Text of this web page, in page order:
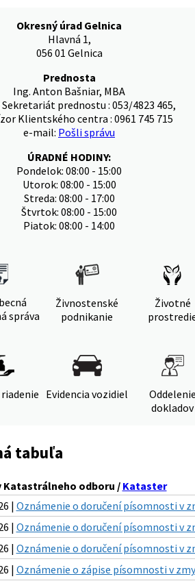
Okresný úrad Gelnica
Hlavná 1,
056 01 Gelnica
Prednosta
Ing. Anton Bašniar, MBA
prednostu : 053/4823 465,
Klientského centra : 0961 745 715
e-mail: Pošli správu
ÚRADNÉ HODINY:
Pondelok: 08:00 - 15:00
Utorok: 08:00 - 15:00
Streda: 08:00 - 17:00
Štvrtok: 08:00 - 15:00
Piatok: 08:00 - 14:00
správa
Živnostenské
podnikanie
Životné
Evidencia vozidiel
Oddelenie
dokladov
tabuľa
Katastrálneho odboru / Kataster
| Oznámenie o doručení písomnosti v
| Oznámenie o doručení písomnosti v
| Oznámenie o doručení písomnosti v
|Oznámenie o zápise písomnosti v